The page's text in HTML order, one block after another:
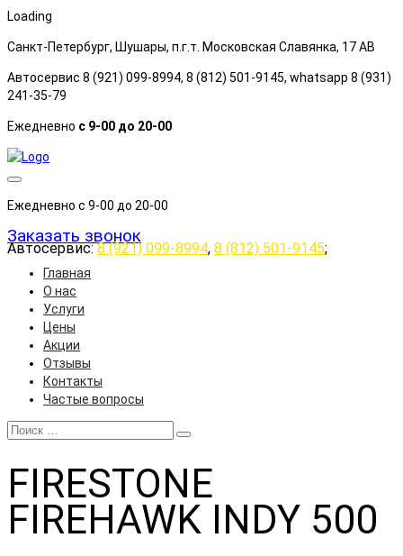
Loading
Санкт-Петербург, Шушары, п.г.т. Московская Славянка, 17 АB
Автосервис 8 (921) 099-8994, 8 (812) 501-9145, whatsapp 8 (931)
241-35-79
Ежедневно с 9-00 до 20-00
Ежедневно с 9-00 до 20-00
Заказать звонок
Автосервис:8 (921) 099-8994, 8 (812) 501-9145;
Главная
О нас
Услуги
Цены
Акции
Отзывы
Контакты
Частые вопросы
FIRESTONE
FIREHAWK INDY 500